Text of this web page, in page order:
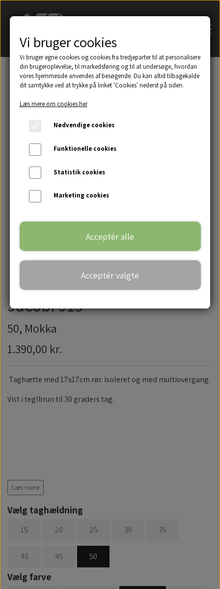
Søg på navn af tagsten
Et udsnit af eksempler på taghætter mm.
Galleri
Handelsbetingelser
Jacobi J15
50, Mokka
1.390,00 kr.
Taghætte med 17x17cm rør. Isoleret og med multiovergang.
Vist i teglbrun til 30 graders tag.
Læs mere
Vælg taghældning
15 20 25 30 35
40 45 50
Vælg farve
Vi bruger cookies
Vi bruger egne cookies og cookies fra tredjeparter til at personalisere
din brugeroplevelse, til markedsføring og til at undersøge, hvordan
vores hjemmeside anvendes af besøgende. Du kan altid tilbagekalde
dit samtykke ved at trykke på linket 'Cookies' nederst på siden.
Læs mere om cookies her
Nødvendige cookies
Funktionelle cookies
Statistik cookies
Marketing cookies
Acceptér alle
Acceptér valgte